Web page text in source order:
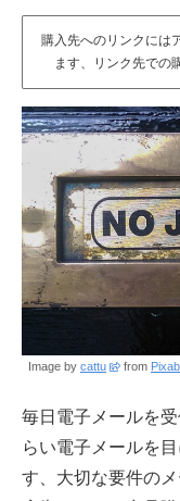
購入先へのリンクには
ます、リンク先での
Image by cattu from
毎日電子メールを
らい電子メールを
す、大切な要件の